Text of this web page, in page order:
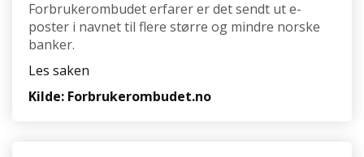
Forbrukerombudet erfarer er det sendt ut e-
poster i navnet til flere større og mindre norske
banker.
Les saken
Kilde: Forbrukerombudet.no